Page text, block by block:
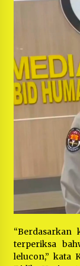
“Berdasarkan
terperiksa
lelucon,” kata